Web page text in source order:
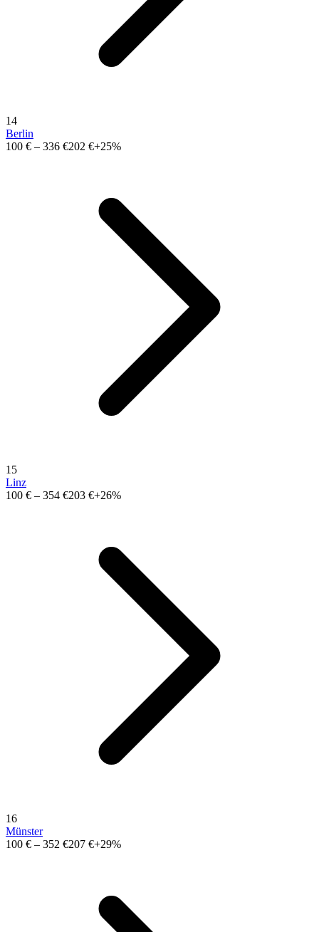
14
Berlin
100 € – 336 €202 €+25%
15
Linz
100 € – 354 €203 €+26%
16
Münster
100 € – 352 €207 €+29%